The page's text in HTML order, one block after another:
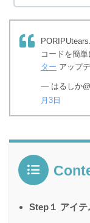
コードを簡
ター アップ
— はるしか@
月3日
Step１ アイテ